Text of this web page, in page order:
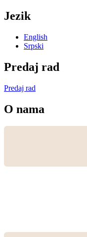
Jezik
English
Srpski
Predaj rad
Predaj rad
O nama